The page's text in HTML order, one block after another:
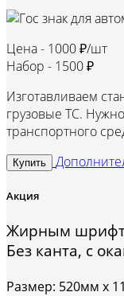
Цена - 1000 ₽/шт
Набор - 1500 ₽
Изготавливаем
грузовые ТС.
транспортного
Купить
Акция
Жирным
Без канта, с
Размер: 520мм х